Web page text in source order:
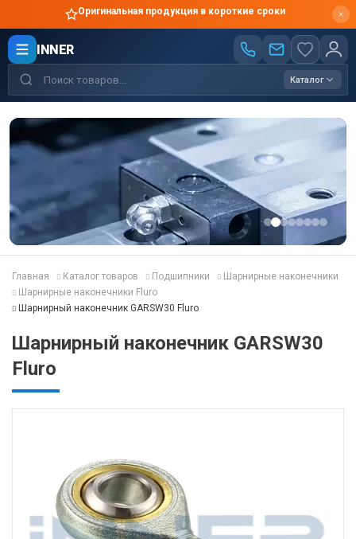
Оригинальная продукция в короткие сроки
INNER
Каталог
Главная Каталог товаров Подшипники
Шарнирные наконечники
Шарнирные наконечники Fluro
Шарнирный наконечник GARSW30 Fluro
Шарнирный наконечник GARSW30
Fluro